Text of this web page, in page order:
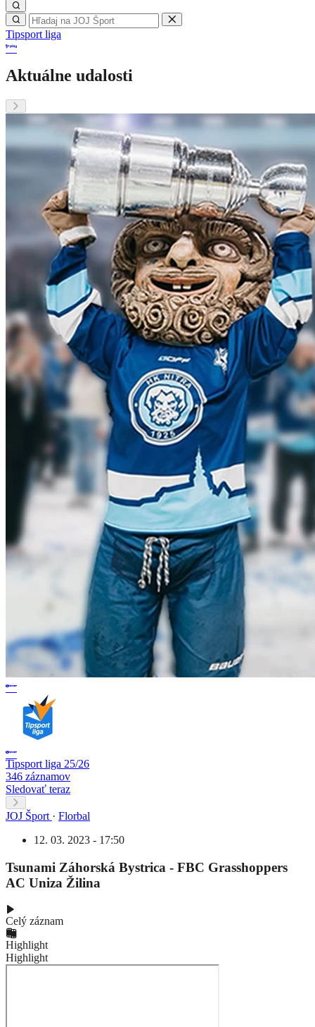
Tipsport liga
Aktuálne udalosti
Tipsport liga 25/26
346 záznamov
Sledovať teraz
JOJ Šport · Florbal
12. 03. 2023 - 17:50
Tsunami Záhorská Bystrica - FBC Grasshoppers
AC Uniza Žilina
Celý záznam
Highlight
Highlight